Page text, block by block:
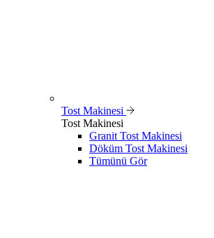
Tost Makinesi
Tost Makinesi
Granit Tost Makinesi
Döküm Tost Makinesi
Tümünü Gör